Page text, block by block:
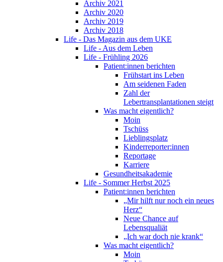
Archiv 2021
Archiv 2020
Archiv 2019
Archiv 2018
Life - Das Magazin aus dem UKE
Life - Aus dem Leben
Life - Frühling 2026
Patient:innen berichten
Frühstart ins Leben
Am seidenen Faden
Zahl der
Lebertransplantationen steigt
Was macht eigentlich?
Moin
Tschüss
Lieblingsplatz
Kinderreporter:innen
Reportage
Karriere
Gesundheitsakademie
Life - Sommer Herbst 2025
Patient:innen berichten
„Mir hilft nur noch ein neues
Herz“
Neue Chance auf
Lebensqualiät
„Ich war doch nie krank“
Was macht eigentlich?
Moin